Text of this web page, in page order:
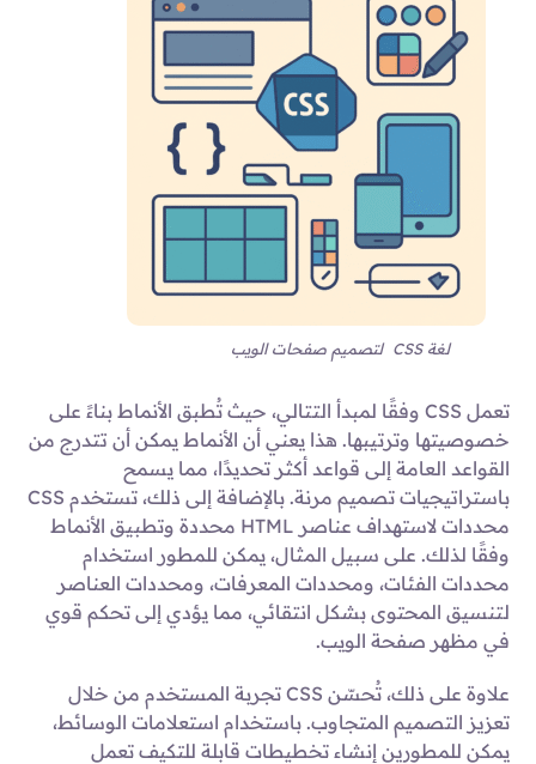
لغة CSS لتصميم صفحات الويب
تعمل CSS وفقًا لمبدأ التتالي، حيث تُطبق الأنماط بناءً على
خصوصيتها وترتيبها. هذا يعني أن الأنماط يمكن أن تتدرج من
القواعد العامة إلى قواعد أكثر تحديدًا، مما يسمح
باستراتيجيات تصميم مرنة. بالإضافة إلى ذلك، تستخدم CSS
محددات لاستهداف عناصر HTML محددة وتطبيق الأنماط
وفقًا لذلك. على سبيل المثال، يمكن للمطور استخدام
محددات الفئات، ومحددات المعرفات، ومحددات العناصر
لتنسيق المحتوى بشكل انتقائي، مما يؤدي إلى تحكم قوي
في مظهر صفحة الويب.
علاوة على ذلك، تُحسّن CSS تجربة المستخدم من خلال
تعزيز التصميم المتجاوب. باستخدام استعلامات الوسائط،
يمكن للمطورين إنشاء تخطيطات قابلة للتكيف تعمل